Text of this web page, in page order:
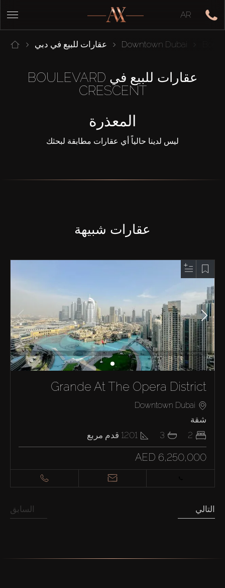
AR
عقارات للبيع في دبي Downtown Dubai
عقارات للبيع في BOULEVARD
CRESCENT
المعذرة
ليس لدينا حالياً أي عقارات مطابقة لبحثك
عقارات شبيهة
Grande At The Opera District
Downtown Dubai
شقة
2
3
1201 قدم مربع
AED 6,250,000
السابق التالي